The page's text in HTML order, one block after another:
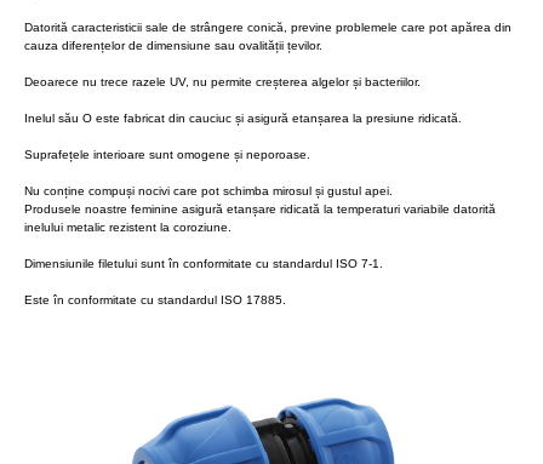
Datorită caracteristicii sale de strângere conică, previne problemele care pot apărea din
cauza diferențelor de dimensiune sau ovalității țevilor.
Deoarece nu trece razele UV, nu permite creșterea algelor și bacteriilor.
Inelul său O este fabricat din cauciuc și asigură etanșarea la presiune ridicată.
Suprafețele interioare sunt omogene și neporoase.
Nu conține compuși nocivi care pot schimba mirosul și gustul apei.
Produsele noastre feminine asigură etanșare ridicată la temperaturi variabile datorită
inelului metalic rezistent la coroziune.
Dimensiunile filetului sunt în conformitate cu standardul ISO 7-1.
Este în conformitate cu standardul ISO 17885.